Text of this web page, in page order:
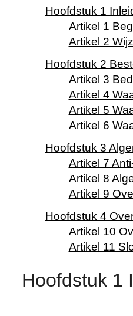
Hoofdstuk 1
Artikel 1
Artikel 2
Hoofdstuk 2
Artikel 3
Artikel 4
Artikel 5
Artikel 6
Hoofdstuk 3
Artikel 7
Artikel 8
Artikel 9
Hoofdstuk 4
Artikel 10
Artikel 11
Hoofdstuk 1